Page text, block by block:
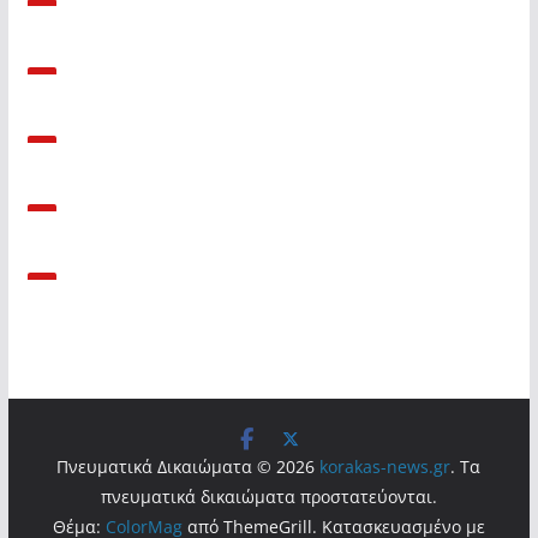
Πνευματικά Δικαιώματα © 2026 korakas-news.gr. Τα
πνευματικά δικαιώματα προστατεύονται.
Θέμα: ColorMagαπό ThemeGrill. Κατασκευασμένο με